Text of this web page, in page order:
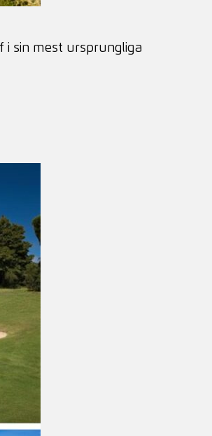
i sin mest ursprungliga